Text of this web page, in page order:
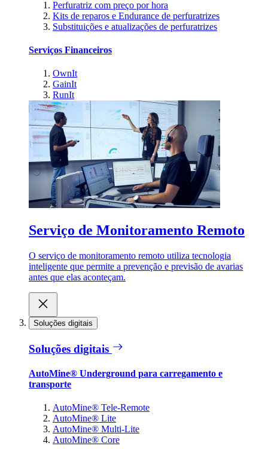
Perfuratriz com preço por hora
Kits de reparos e Endurance de perfuratrizes
Substituições e atualizações de perfuratrizes
Serviços Financeiros
OwnIt
GainIt
RunIt
Serviço de Monitoramento Remoto
O serviço de monitoramento remoto utiliza tecnologia
inteligente que permite a prevenção e previsão de avarias
antes que elas aconteçam.
Soluções digitais
Soluções digitais
AutoMine® Underground para carregamento e
transporte
AutoMine® Tele-Remote
AutoMine® Lite
AutoMine® Multi-Lite
AutoMine® Core